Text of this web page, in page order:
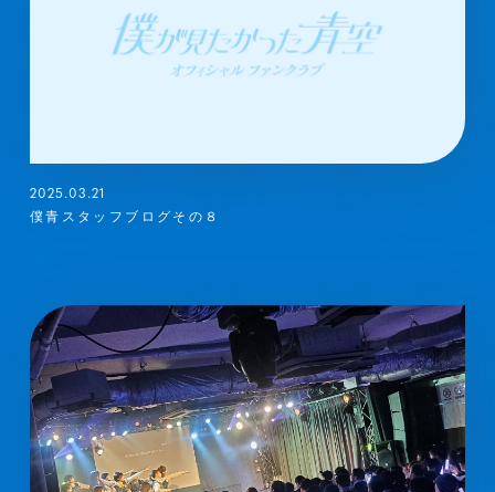
2025.03.21
僕青スタッフブログその８